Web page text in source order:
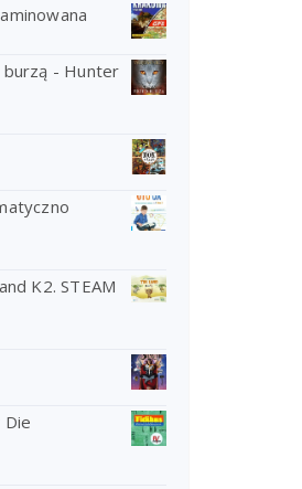
burzą - Hunter
K2. STEAM
Die